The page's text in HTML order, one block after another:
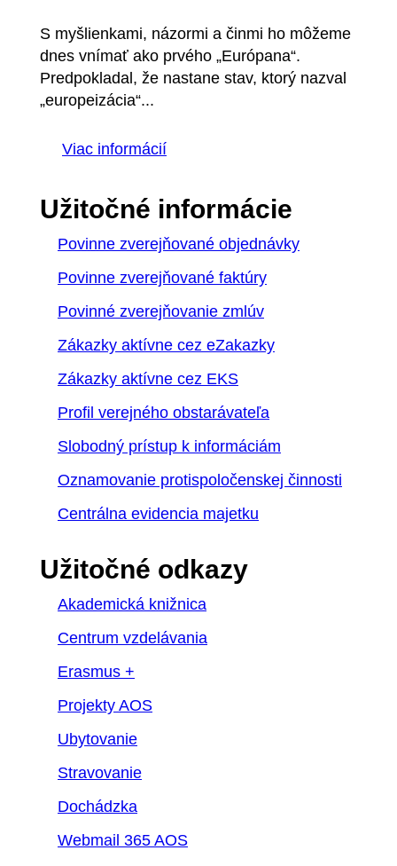
S myšlienkami, názormi a činmi ho môžeme
dnes vnímať ako prvého „Európana“.
Predpokladal, že nastane stav, ktorý nazval
„europeizácia“...
Viac informácií
Užitočné informácie
Povinne zverejňované objednávky
Povinne zverejňované faktúry
Povinné zverejňovanie zmlúv
Zákazky aktívne cez eZakazky
Zákazky aktívne cez EKS
Profil verejného obstarávateľa
Slobodný prístup k informáciám
Oznamovanie protispoločenskej činnosti
Centrálna evidencia majetku
Užitočné odkazy
Akademická knižnica
Centrum vzdelávania
Erasmus +
Projekty AOS
Ubytovanie
Stravovanie
Dochádzka
Webmail 365 AOS